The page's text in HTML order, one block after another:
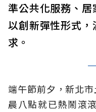
準公共化服務、居
以創新彈性形式
求。
端午節前夕，新北
晨八點就已熱鬧滾